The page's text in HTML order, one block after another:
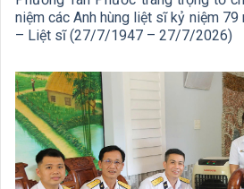
niệm các Anh hùng liệt sĩ kỷ niệm
– Liệt sĩ (27/7/1947 – 27/7/2026)